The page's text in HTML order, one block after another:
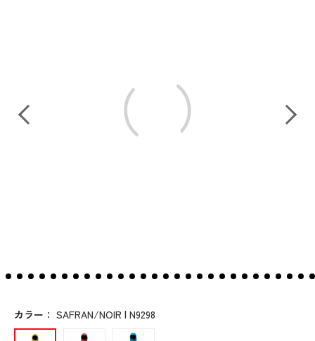
カラー ： SAFRAN/NOIR | N9298